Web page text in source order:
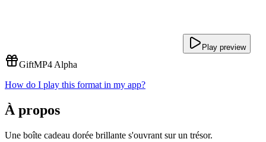
Play preview
GiftMP4 Alpha
How do I play this format in my app?
À propos
Une boîte cadeau dorée brillante s'ouvrant sur un trésor.